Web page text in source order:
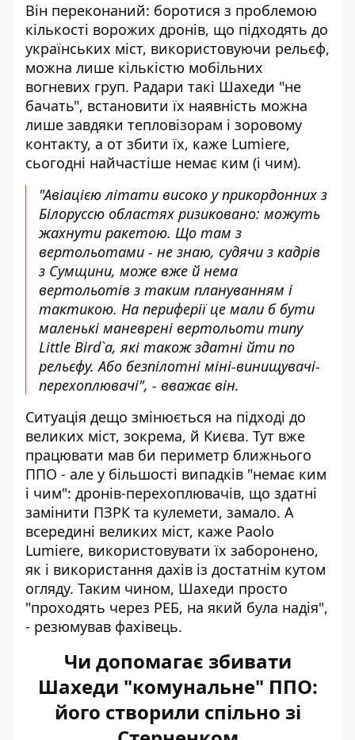
Він переконаний: боротися з проблемою
кількості ворожих дронів, що підходять до
українських міст, використовуючи рельєф,
можна лише кількістю мобільних
вогневих груп. Радари такі Шахеди "не
бачать", встановити їх наявність можна
лише завдяки тепловізорам і зоровому
контакту, а от збити їх, каже Lumiere,
сьогодні найчастіше немає ким (і чим).
"Авіацією літати високо у прикордонних з
Білоруссю областях ризиковано: можуть
жахнути ракетою. Що там з
вертольотами - не знаю, судячи з кадрів
з Сумщини, може вже й нема
вертольотів з таким плануванням і
тактикою. На периферії це мали б бути
маленькі маневрені вертольоти типу
Little Bird`а, які також здатні йти по
рельєфу. Або безпілотні міні-винищувачі-
перехоплювачі", - вважає він.
Ситуація дещо змінюється на підході до
великих міст, зокрема, й Києва. Тут вже
працювати мав би периметр ближнього
ППО - але у більшості випадків "немає ким
і чим": дронів-перехоплювачів, що здатні
замінити ПЗРК та кулемети, замало. А
всередині великих міст, каже Paolo
Lumiere, використовувати їх заборонено,
як і використання дахів із достатнім кутом
огляду. Таким чином, Шахеди просто
"проходять через РЕБ, на який була надія",
- резюмував фахівець.
Чи допомагає збивати
Шахеди "комунальне" ППО:
його створили спільно зі